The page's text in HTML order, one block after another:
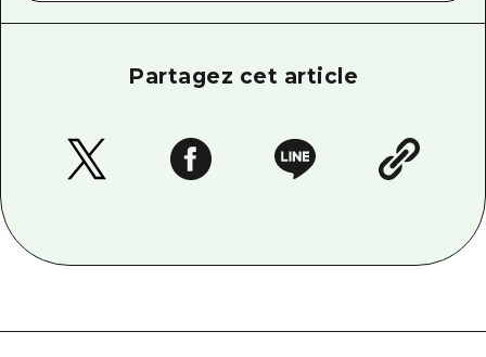
Partagez cet article